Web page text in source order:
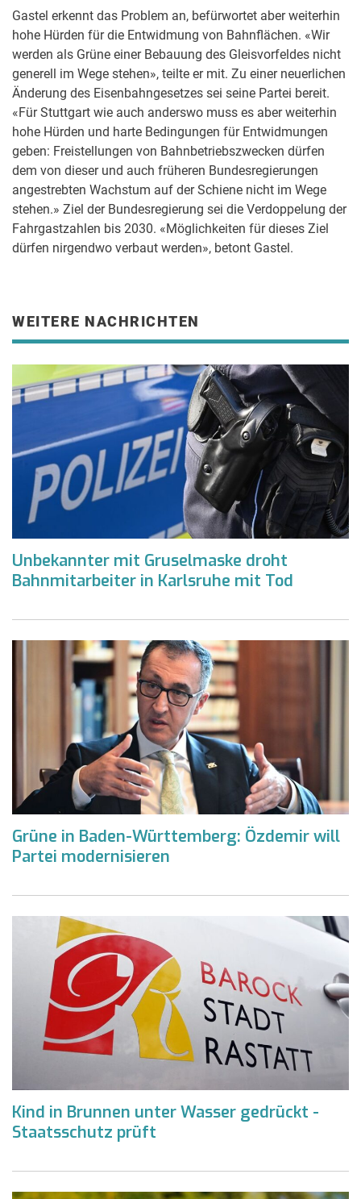
Gastel erkennt das Problem an, befürwortet aber weiterhin
hohe Hürden für die Entwidmung von Bahnflächen. «Wir
werden als Grüne einer Bebauung des Gleisvorfeldes nicht
generell im Wege stehen», teilte er mit. Zu einer neuerlichen
Änderung des Eisenbahngesetzes sei seine Partei bereit.
«Für Stuttgart wie auch anderswo muss es aber weiterhin
hohe Hürden und harte Bedingungen für Entwidmungen
geben: Freistellungen von Bahnbetriebszwecken dürfen
dem von dieser und auch früheren Bundesregierungen
angestrebten Wachstum auf der Schiene nicht im Wege
stehen.» Ziel der Bundesregierung sei die Verdoppelung der
Fahrgastzahlen bis 2030. «Möglichkeiten für dieses Ziel
dürfen nirgendwo verbaut werden», betont Gastel.
WEITERE NACHRICHTEN
Unbekannter mit Gruselmaske droht
Bahnmitarbeiter in Karlsruhe mit Tod
Grüne in Baden-Württemberg: Özdemir will
Partei modernisieren
Kind in Brunnen unter Wasser gedrückt -
Staatsschutz prüft